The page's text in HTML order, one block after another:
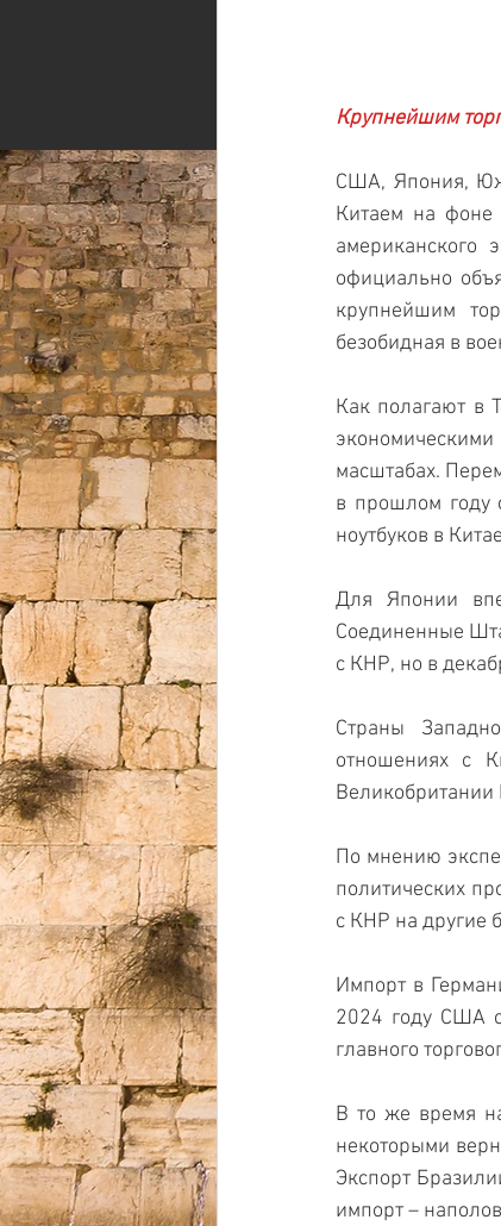
Крупнейшим
США, Япония,
Китаем на фоне
американского
официально
крупнейшим
безобидная в
Как полагают в
масштабах.
в прошлом году
ноутбуков в
Для Японии
Соединенные
с КНР, но в
Страны
отношениях с
Великобритании
По мнению
политических
с КНР на другие
Импорт в
2024 году США
главного
В то же время
некоторыми
Экспорт
импорт –